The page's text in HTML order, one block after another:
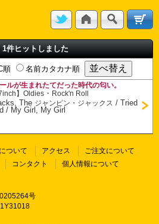
件ヒットしました
順 名前カタカナ順
ルが生まれたてだった時代の匂い。
7inch】Oldies ・ Rock'n Roll
The ジャンピン・ジャックス /Tried
/ My Girl, My Girl
ついて アクセス
ご注文について
コンタクト
個人情報について
号